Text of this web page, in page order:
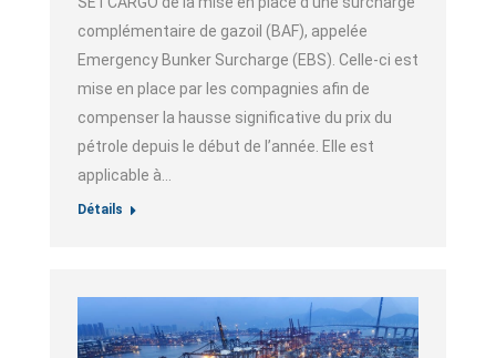
complémentaire de gazoil (BAF), appelée
Emergency Bunker Surcharge (EBS). Celle-ci est
mise en place par les compagnies afin de
compenser la hausse significative du prix du
pétrole depuis le début de l’année. Elle est
applicable à…
Détails